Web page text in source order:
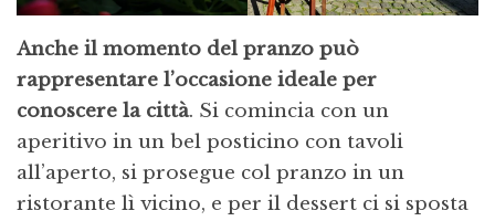
Anche il momento del pranzo può
rappresentare l’occasione ideale per
conoscere la città. Si comincia con un
aperitivo in un bel posticino con tavoli
all’aperto, si prosegue col pranzo in un
ristorante lì vicino, e per il dessert ci si sposta